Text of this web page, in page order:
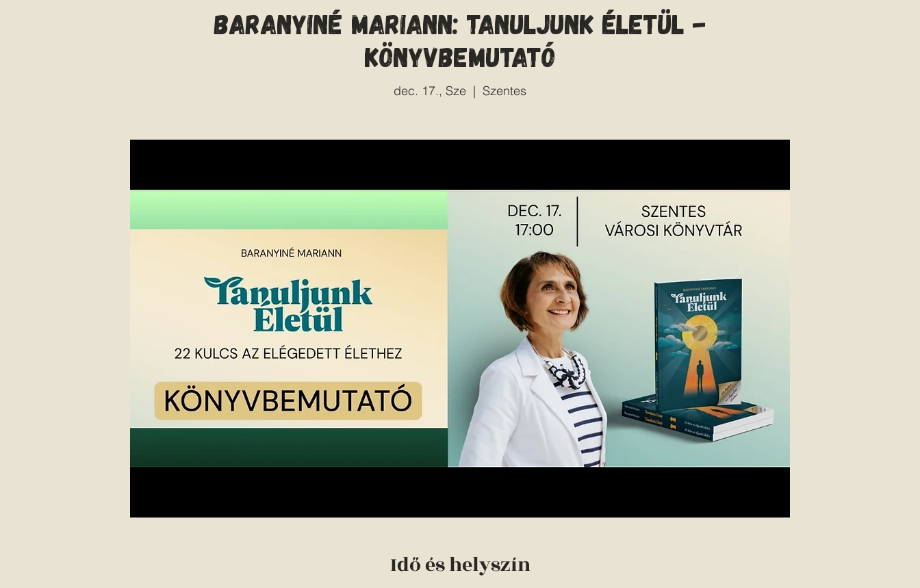
Baranyiné Mariann: Tanuljunk életül -
könyvbemutató
dec. 17., Sze
  |
Szentes
Idő és helyszín